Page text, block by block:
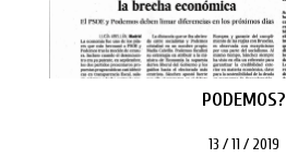
PODEMOS?
13 / 11 / 2019